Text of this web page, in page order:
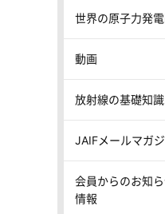
世界の原子力発
動画
放射線の基礎知識
JAIFメールマガ
会員からのお知
情報